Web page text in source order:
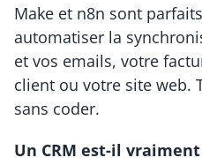
Make et n8n sont
automatiser la
et vos emails, votre
client ou votre site web.
sans coder.
Un CRM est-il